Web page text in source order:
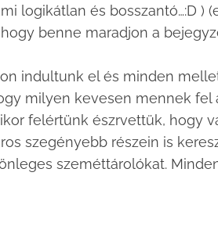
logikátlan és bosszantó…:D )
benne maradjon a
indultunk el és minden
milyen kevesen mennek fel
felértünk észrvettük, hogy
szegényebb részein is
szeméttárolókat.